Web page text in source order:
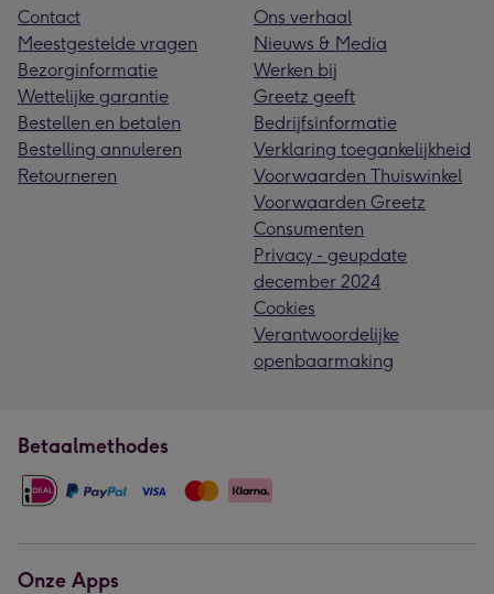
Contact
Meestgestelde vragen
Bezorginformatie
Wettelijke garantie
Bestellen en betalen
Bestelling annuleren
Retourneren
Ons verhaal
Nieuws & Media
Werken bij
Greetz geeft
Bedrijfsinformatie
Verklaring toegankelijkheid
Voorwaarden Thuiswinkel
Voorwaarden Greetz
Consumenten
Privacy - geupdate
december 2024
Cookies
Verantwoordelijke
openbaarmaking
Betaalmethodes
Onze Apps